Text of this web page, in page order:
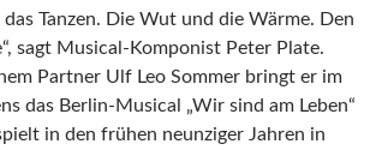
Tanzen. Die Wut und die Wärme. Den
sagt Musical-Komponist Peter Plate.
Partner Ulf Leo Sommer bringt er im
das Berlin-Musical „Wir sind am Leben“
in den frühen neunziger Jahren in